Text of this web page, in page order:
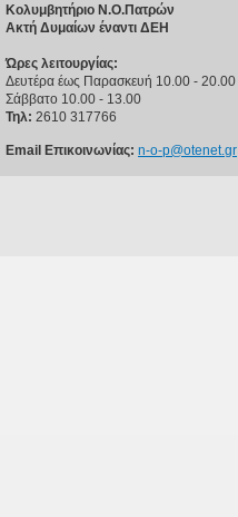
Κολυμβητήριο Ν.Ο.Πατρών
Ακτή Δυμαίων έναντι ΔΕΗ
Ώρες λειτουργίας:
Δευτέρα έως Παρασκευή 10.00 - 20.00
Σάββατο 10.00 - 13.00
Τηλ: 2610 317766
Email Επικοινωνίας: n-o-p@otenet.gr